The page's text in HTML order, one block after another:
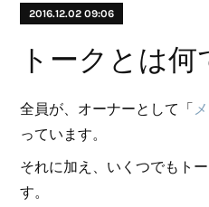
2016.12.02 09:06
トークとは何
全員が、オーナーとして「
っています。
それに加え、いくつでもト
す。